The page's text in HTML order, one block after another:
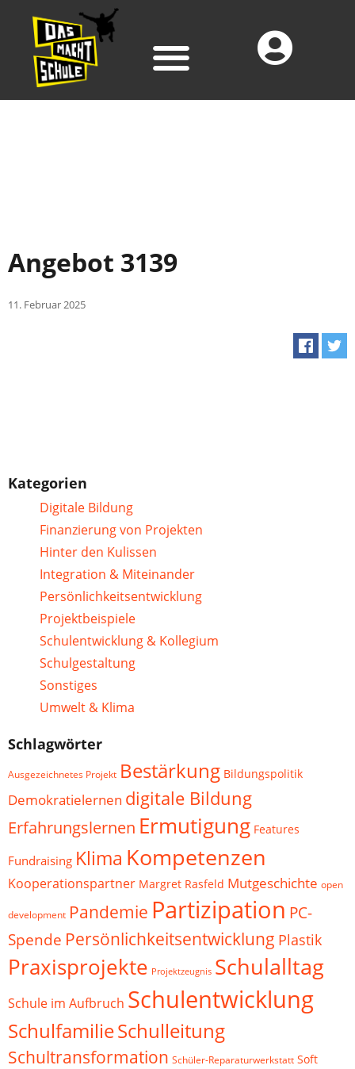
Angebot 3139
11. Februar 2025
Kategorien
Digitale Bildung
Finanzierung von Projekten
Hinter den Kulissen
Integration & Miteinander
Persönlichkeitsentwicklung
Projektbeispiele
Schulentwicklung & Kollegium
Schulgestaltung
Sonstiges
Umwelt & Klima
Schlagwörter
Ausgezeichnetes Projekt Bestärkung Bildungspolitik
Demokratielernen digitale Bildung
Erfahrungslernen Ermutigung Features
Fundraising Klima Kompetenzen
Kooperationspartner Margret Rasfeld Mutgeschichte open
development Pandemie Partizipation PC-
Spende Persönlichkeitsentwicklung Plastik
Praxisprojekte Projektzeugnis Schulalltag
Schule im Aufbruch Schulentwicklung
SchulfamilieSchulleitung
Schultransformation Schüler-Reparaturwerkstatt Soft